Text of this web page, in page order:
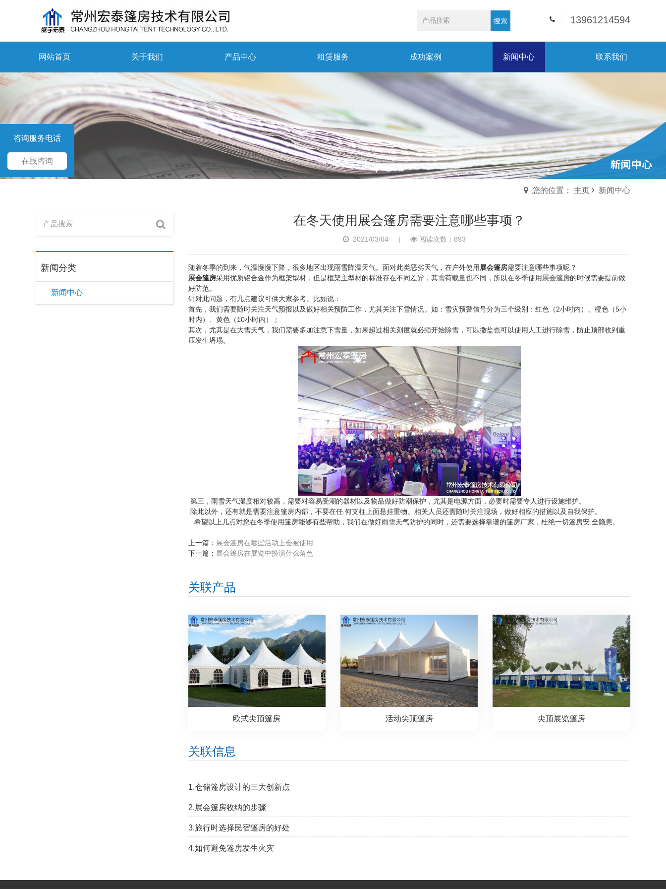
搜索 13961214594
网站首页 关于我们 产品中心 租赁服务 成功案例 新闻中心 联系我们
您的位置： 主页 新闻中心
新闻分类
新闻中心
在冬天使用展会篷房需要注意哪些事项？
2021/03/04 | 阅读次数：893
随着冬季的到来，气温慢慢下降，很多地区出现雨雪降温天气。面对此类恶劣天气，在户外使用 展会篷房需要注意哪些事项呢？
展会篷房采用优质铝合金作为框架型材，但是框架主型材的标准存在不同差异，其雪荷载量也不同，所以在冬季使用 展会篷房的时候需要提前做
好防范。
针对此问题，有几点建议可供大家参考。比如说：
首先，我们需要随时关注天气预报以及做好相关预防工作，尤其关注下雪情况。如：雪灾预警信号分为三个级别：红色（2小时内）、橙色（5小
时内）、黄色（10小时内）；
其次，尤其是在大雪天气，我们需要多加注意下雪量，如果超过相关刻度就必须开始除雪，可以撒盐也可以使用人工进行除雪，防止顶部收到重
压发生坍塌。
第三，雨雪天气湿度相对较高，需要对容易受潮的器材以及物品做好防潮保护，尤其是电源方面，必要时需要专人进行设施维护。
除此以外，还有就是需要注意篷房内部，不要在任.何支柱上面悬挂重物。相关人员还需随时关注现场，做好相应的措施以及自我保护。
希望以上几点对您在冬季使用篷房能够有些帮助，我们在做好雨雪天气防护的同时，还需要选择靠谱的篷房厂家，杜绝一切篷房安.全隐患。
上一篇： 展会篷房在哪些活动上会被使用
下一篇： 展会篷房在展览中扮演什么角色
关联产品
欧式尖顶篷房 活动尖顶篷房 尖顶展览篷房
关联信息
1.仓储篷房设计的三大创新点
2.展会篷房收纳的步骤
3.旅行时选择民宿篷房的好处
4.如何避免篷房发生火灾
咨询服务电话
在线咨询